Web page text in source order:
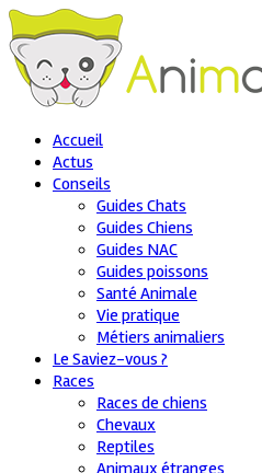
Accueil
Actus
Conseils
Guides Chats
Guides Chiens
Guides NAC
Guides poissons
Santé Animale
Vie pratique
Métiers animaliers
Le Saviez-vous ?
Races
Races de chiens
Chevaux
Reptiles
Animaux étranges